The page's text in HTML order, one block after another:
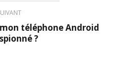
téléphone Android
?